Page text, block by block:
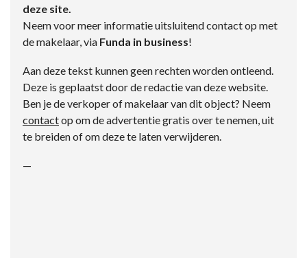
deze site.
Neem voor meer informatie uitsluitend contact op met
de makelaar, via Funda in business!
Aan deze tekst kunnen geen rechten worden ontleend.
Deze is geplaatst door de redactie van deze website.
Ben je de verkoper of makelaar van dit object? Neem
contactop om de advertentie gratis over te nemen, uit
te breiden of om deze te laten verwijderen.
—